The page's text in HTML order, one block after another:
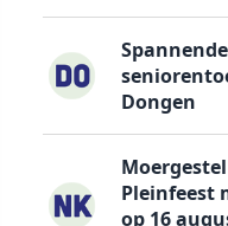
Dongen
Pleinfeest
op 16